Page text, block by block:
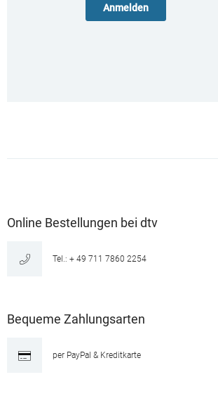
Online Bestellungen bei dtv
Tel.: + 49 711 7860 2254
Bequeme Zahlungsarten
per PayPal & Kreditkarte